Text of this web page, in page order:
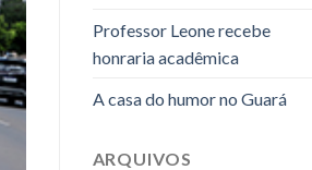
Professor Leone recebe
honraria acadêmica
A casa do humor no Guará
ARQUIVOS